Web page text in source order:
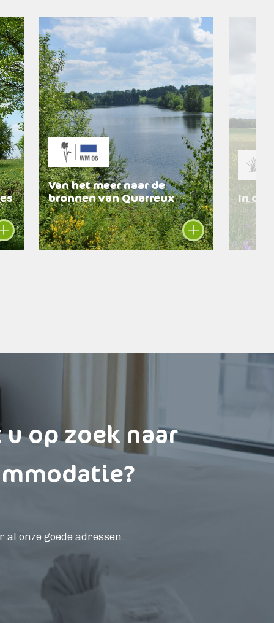
Van het meer naar de
bronnen van Quarreux
In de
op zoek naar
al onze goede adressen...